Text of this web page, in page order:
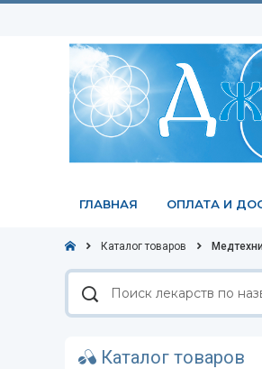
ГЛАВНАЯ ОПЛАТА И
Каталог товаров
Поиск
лекарств
по
Каталог товаров